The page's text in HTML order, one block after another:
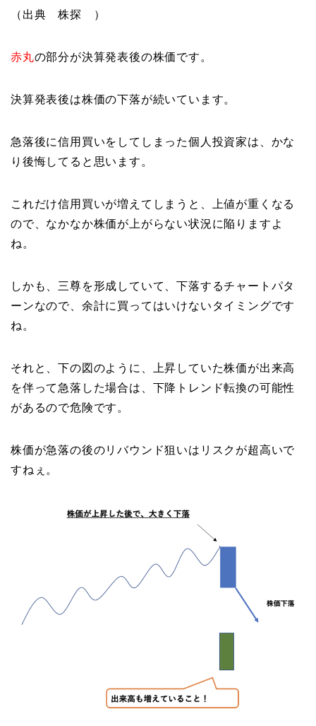
（出典 株探 ）
赤丸の部分が決算発表後の株価です。
決算発表後は株価の下落が続いています。
急落後に信用買いをしてしまった個人投資家は、かな
り後悔してると思います。
これだけ信用買いが増えてしまうと、上値が重くなる
ので、なかなか株価が上がらない状況に陥りますよ
ね。
しかも、三尊を形成していて、下落するチャートパタ
ーンなので、余計に買ってはいけないタイミングです
ね。
それと、下の図のように、上昇していた株価が出来高
を伴って急落した場合は、下降トレンド転換の可能性
があるので危険です。
株価が急落の後のリバウンド狙いはリスクが超高いで
すねぇ。